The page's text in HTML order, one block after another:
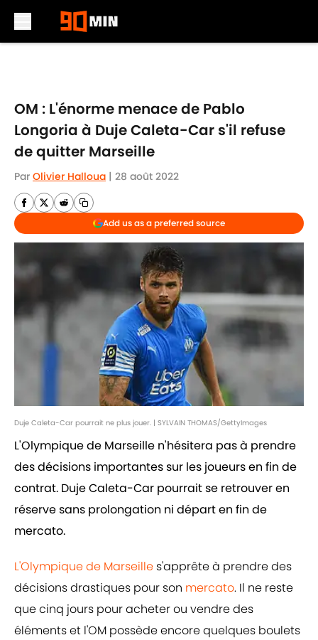
OM : L'énorme menace de Pablo
Longoria à Duje Caleta-Car s'il refuse
de quitter Marseille
Par Olivier Halloua | 28 août 2022
Add us as a preferred source
Duje Caleta-Car pourrait ne plus jouer. | SYLVAIN THOMAS/GettyImages
L'Olympique de Marseille n'hésitera pas à prendre
des décisions importantes sur les joueurs en fin de
contrat. Duje Caleta-Car pourrait se retrouver en
réserve sans prolongation ni départ en fin de
mercato.
L'Olympique de Marseille s'apprête à prendre des
décisions drastiques pour son mercato. Il ne reste
que cinq jours pour acheter ou vendre des
éléments et l'OM possède encore quelques boulets